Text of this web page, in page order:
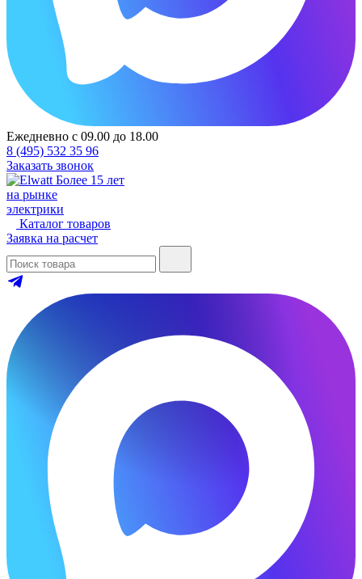
Ежедневно с 09.00 до 18.00
8 (495) 532 35 96
Заказать звонок
Более 15 лет
на рынке
электрики
Каталог товаров
Заявка на расчет